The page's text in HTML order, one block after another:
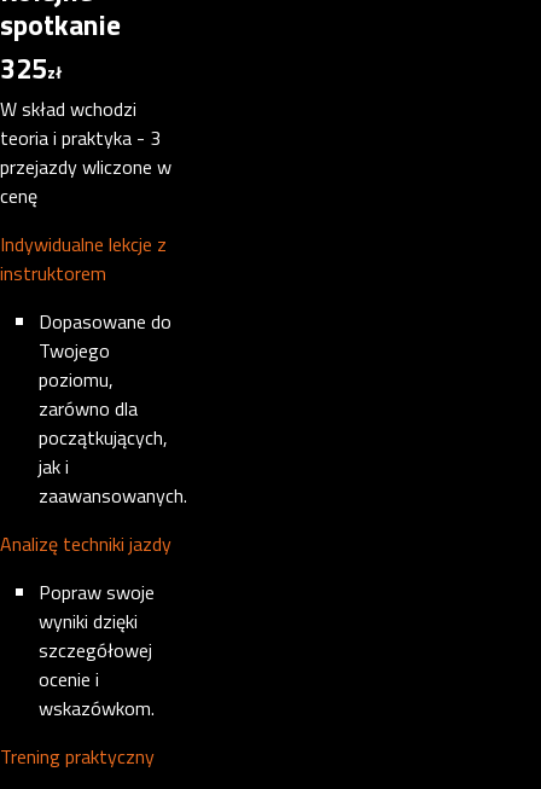
spotkanie
325zł
W skład wchodzi
teoria i praktyka - 3
przejazdy wliczone w
cenę
Indywidualne lekcje z
instruktorem
Dopasowane do
Twojego
poziomu,
zarówno dla
początkujących,
jak i
zaawansowanych.
Analizę techniki jazdy
Popraw swoje
wyniki dzięki
szczegółowej
ocenie i
wskazówkom.
Trening praktyczny